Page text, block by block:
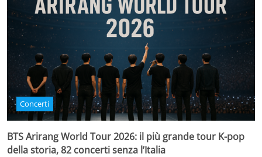
Concerti
BTS Arirang World Tour 2026: il più grande tour K-pop
della storia, 82 concerti senza l’Italia